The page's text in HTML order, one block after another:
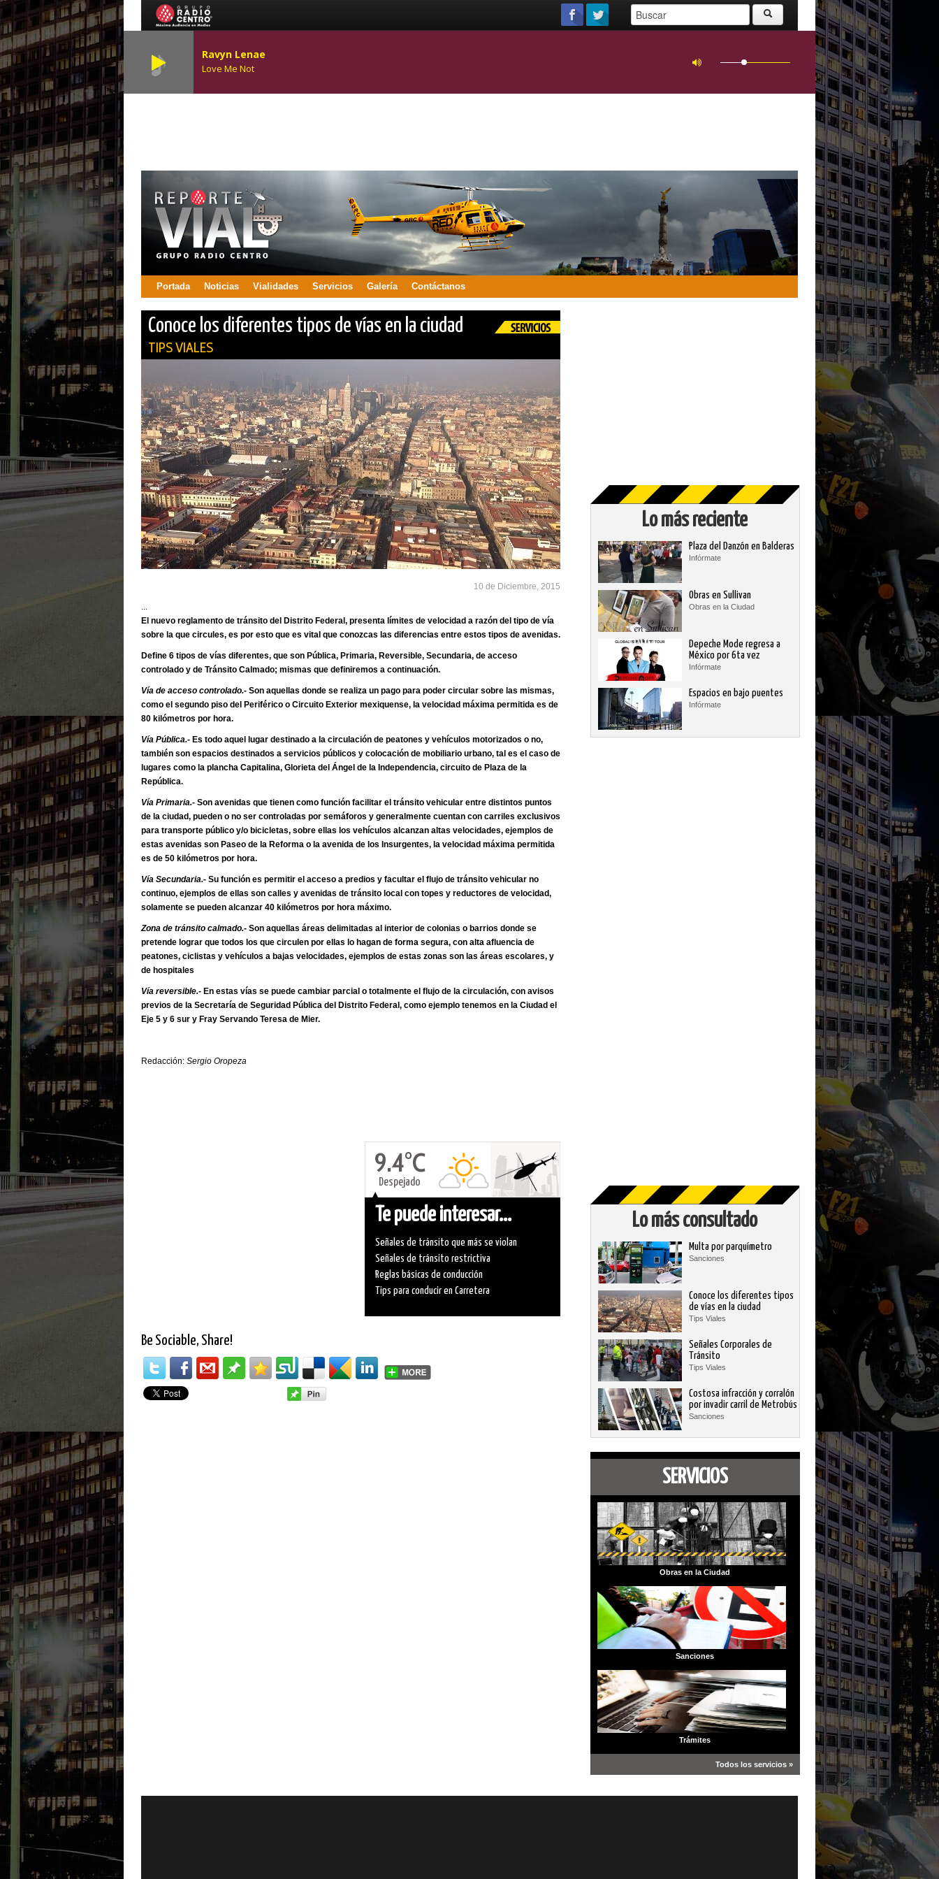
Ravyn Lenae
Love Me Not
Portada Noticias Vialidades Servicios Galería Contáctanos
Conoce los diferentes tipos de vías en la ciudad
TIPS VIALES
10 de Diciembre, 2015
...
El nuevo reglamento de tránsito del Distrito Federal, presenta límites de velocidad a razón del tipo de vía
sobre la que circules, es por esto que es vital que conozcas las diferencias entre estos tipos de avenidas.
Define 6 tipos de vías diferentes, que son Pública, Primaria, Reversible, Secundaria, de acceso
controlado y de Tránsito Calmado; mismas que definiremos a continuación.
Vía de acceso controlado.- Son aquellas donde se realiza un pago para poder circular sobre las mismas,
como el segundo piso del Periférico o Circuito Exterior mexiquense, la velocidad máxima permitida es de
80 kilómetros por hora.
Vía Pública.- Es todo aquel lugar destinado a la circulación de peatones y vehículos motorizados o no,
también son espacios destinados a servicios públicos y colocación de mobiliario urbano, tal es el caso de
lugares como la plancha Capitalina, Glorieta del Ángel de la Independencia, circuito de Plaza de la
República.
Vía Primaria.- Son avenidas que tienen como función facilitar el tránsito vehicular entre distintos puntos
de la ciudad, pueden o no ser controladas por semáforos y generalmente cuentan con carriles exclusivos
para transporte público y/o bicicletas, sobre ellas los vehículos alcanzan altas velocidades, ejemplos de
estas avenidas son Paseo de la Reforma o la avenida de los Insurgentes, la velocidad máxima permitida
es de 50 kilómetros por hora.
Vía Secundaria.- Su función es permitir el acceso a predios y facultar el flujo de tránsito vehicular no
continuo, ejemplos de ellas son calles y avenidas de tránsito local con topes y reductores de velocidad,
solamente se pueden alcanzar 40 kilómetros por hora máximo.
Zona de tránsito calmado.- Son aquellas áreas delimitadas al interior de colonias o barrios donde se
pretende lograr que todos los que circulen por ellas lo hagan de forma segura, con alta afluencia de
peatones, ciclistas y vehículos a bajas velocidades, ejemplos de estas zonas son las áreas escolares, y
de hospitales
Vía reversible.- En estas vías se puede cambiar parcial o totalmente el flujo de la circulación, con avisos
previos de la Secretaría de Seguridad Pública del Distrito Federal, como ejemplo tenemos en la Ciudad el
Eje 5 y 6 sur y Fray Servando Teresa de Mier.
Redacción: Sergio Oropeza
9.4°C
Despejado
Te puede interesar...
Señales de tránsito que más se violan
Señales de tránsito restrictiva
Reglas básicas de conducción
Tips para conducir en Carretera
Be Sociable, Share!
Lo más reciente
Plaza del Danzón en Balderas
Infórmate
Obras en Sullivan
Obras en la Ciudad
Depeche Mode regresa a
México por 6ta vez
Infórmate
Espacios en bajo puentes
Infórmate
Lo más consultado
Multa por parquímetro
Sanciones
Conoce los diferentes tipos
de vías en la ciudad
Tips Viales
Señales Corporales de
Tránsito
Tips Viales
Costosa infracción y corralón
por invadir carril de Metrobús
Sanciones
SERVICIOS
Obras en la Ciudad
Sanciones
Trámites
Todos los servicios »